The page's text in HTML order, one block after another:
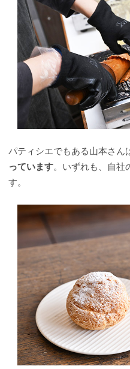
パティシエでもある山本さん
っています。いずれも、自社
す。